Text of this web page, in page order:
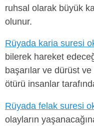
ruhsal olarak büyük
olunur.
Rüyada karia suresi
bilerek hareket
başarılar ve dürüst
ötürü insanlar
Rüyada felak suresi
olayların